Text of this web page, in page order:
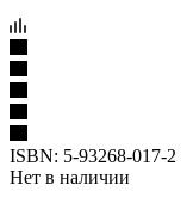
ISBN: 5-93268-017-2
Нет в наличии